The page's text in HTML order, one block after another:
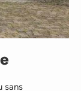
sans